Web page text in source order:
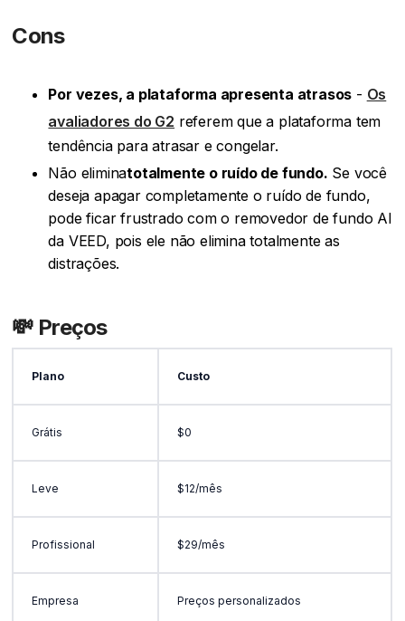
Cons
Por vezes, a plataforma apresenta atrasos - Os
avaliadores do G2 referem que a plataforma tem
tendência para atrasar e congelar.
‍Não eliminatotalmente o ruído de fundo. Se você
deseja apagar completamente o ruído de fundo,
pode ficar frustrado com o removedor de fundo AI
da VEED, pois ele não elimina totalmente as
distrações.
💸 Preços
Plano Custo
Grátis $0
Leve $12/mês
Profissional $29/mês
Empresa Preços personalizados